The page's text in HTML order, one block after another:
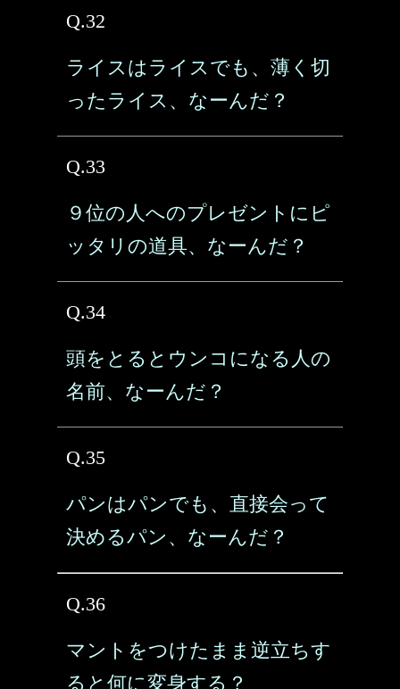
Q.32
ライスはライスでも、薄く切
ったライス、なーんだ？
Q.33
９位の人へのプレゼントにピ
ッタリの道具、なーんだ？
Q.34
頭をとるとウンコになる人の
名前、なーんだ？
Q.35
パンはパンでも、直接会って
決めるパン、なーんだ？
Q.36
マントをつけたまま逆立ちす
ると何に変身する？